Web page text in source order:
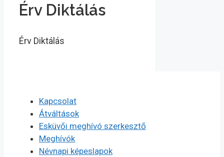
Érv Diktálás
Érv Diktálás
Kapcsolat
Átváltások
Esküvői meghívó szerkesztő
Meghívók
Névnapi képeslapok